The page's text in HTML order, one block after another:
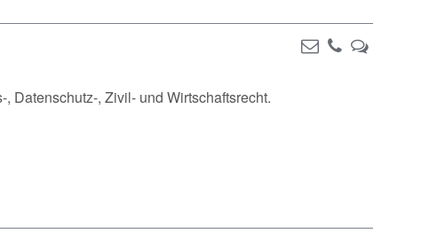
Datenschutz-, Zivil- und Wirtschaftsrecht.